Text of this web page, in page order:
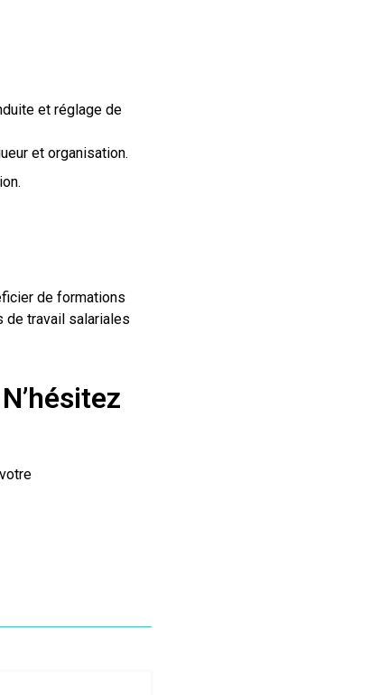
et réglage de
et organisation.
de formations
de travail salariales
N’hésitez